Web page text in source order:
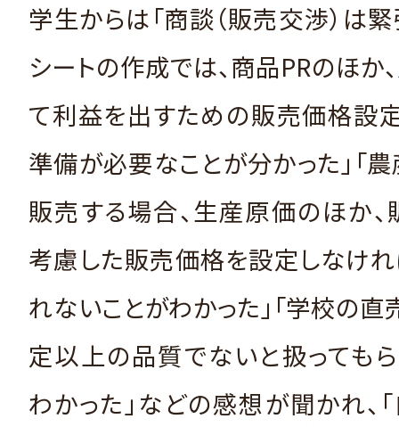
学生からは「商談（販売交渉）は緊
シートの作成では、商品PRのほか
て利益を出すための販売価格設
準備が必要なことが分かった」「
販売する場合、生産原価のほか
考慮した販売価格を設定しなけ
れないことがわかった」「学校の直
定以上の品質でないと扱っても
わかった」などの感想が聞かれ、